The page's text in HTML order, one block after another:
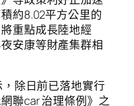
約8.02平方公里的
重點成長陸地經
安康等財產集群相
除日前已落地實行
聯car 治理條例》之